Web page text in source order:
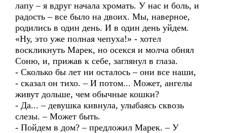
лапу – я вдруг начала хромать. У нас и боль, и
радость – все было на двоих. Мы, наверное,
родились в один день. И в один день уйдем.
«Ну, это уже полная чепуха!» - хотел
воскликнуть Марек, но осекся и молча обнял
Соню, и, прижав к себе, заглянул в глаза.
- Сколько бы лет ни осталось – они все наши,
- сказал он тихо. – И потом... Может, ангелы
живут дольше, чем обычные кошки?
- Да... – девушка кивнула, улыбаясь сквозь
слезы. – Может быть.
- Пойдем в дом? – предложил Марек. – У